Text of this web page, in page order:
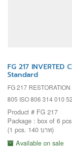
FG 217 INVERTED
Standard
FG 217
805 ISO 806 314 010
Product # FG 217
Package : box of 6
(1 pcs. 140 บาท)
Available on sale